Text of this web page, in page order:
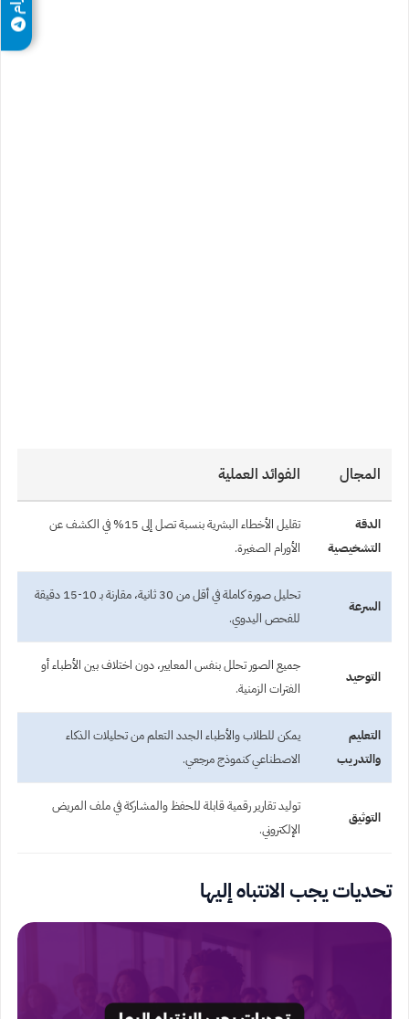
المجال الفوائد العملية
الدقة
التشخيصية
تقليل الأخطاء البشرية بنسبة تصل إلى 15% في الكشف عن
الأورام الصغيرة.
السرعة
تحليل صورة كاملة في أقل من 30 ثانية، مقارنة بـ 10-15 دقيقة
للفحص اليدوي.
التوحيد
جميع الصور تحلل بنفس المعايير، دون اختلاف بين الأطباء أو
الفترات الزمنية.
التعليم
والتدريب
يمكن للطلاب والأطباء الجدد التعلم من تحليلات الذكاء
الاصطناعي كنموذج مرجعي.
التوثيق
توليد تقارير رقمية قابلة للحفظ والمشاركة في ملف المريض
الإلكتروني.
تحديات يجب الانتباه إليها